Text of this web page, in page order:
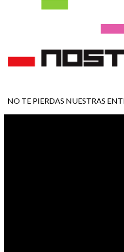
NO TE PIERDAS NUESTRAS